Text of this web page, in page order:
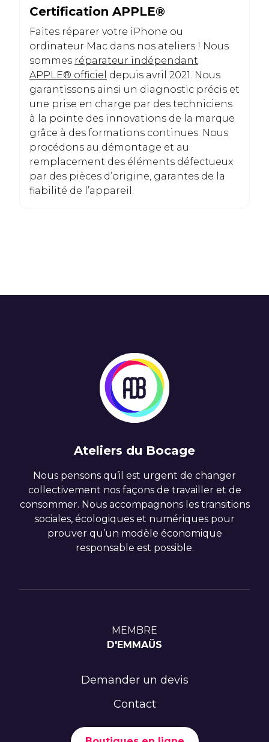
Certification APPLE®
Faites réparer votre iPhone ou
ordinateur Mac dans nos ateliers ! Nous
sommes réparateur indépendant
APPLE® officiel depuis avril 2021. Nous
garantissons ainsi un diagnostic précis et
une prise en charge par des techniciens
à la pointe des innovations de la marque
grâce à des formations continues. Nous
procédons au démontage et au
remplacement des éléments défectueux
par des pièces d’origine, garantes de la
fiabilité de l’appareil.
Ateliers du Bocage
Nous pensons qu’il est urgent de changer
collectivement nos façons de travailler et de
consommer. Nous accompagnons les transitions
sociales, écologiques et numériques pour
prouver qu’un modèle économique
responsable est possible.
MEMBRE
D'EMMAÜS
Demander un devis
Contact